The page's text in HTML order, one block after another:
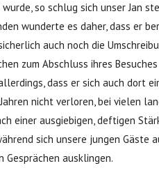
so schlug sich unser Jan
wunderte es daher, dass er
auch noch die
zum Abschluss ihres
dass er sich auch dort
nicht verloren, bei vielen
einer ausgiebigen, deftigen
sich unsere jungen
Gesprächen ausklingen.